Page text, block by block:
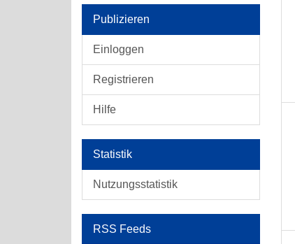
Publizieren
Einloggen
Registrieren
Hilfe
Statistik
Nutzungsstatistik
RSS Feeds